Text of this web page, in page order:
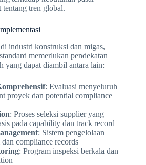
tren global.
industri konstruksi dan migas,
memerlukan pendekatan
yang dapat diambil antara lain:
: Evaluasi menyeluruh
proyek dan potential compliance
: Proses seleksi supplier yang
pada capability dan track record
: Sistem pengelolaan
compliance records
: Program inspeksi berkala dan